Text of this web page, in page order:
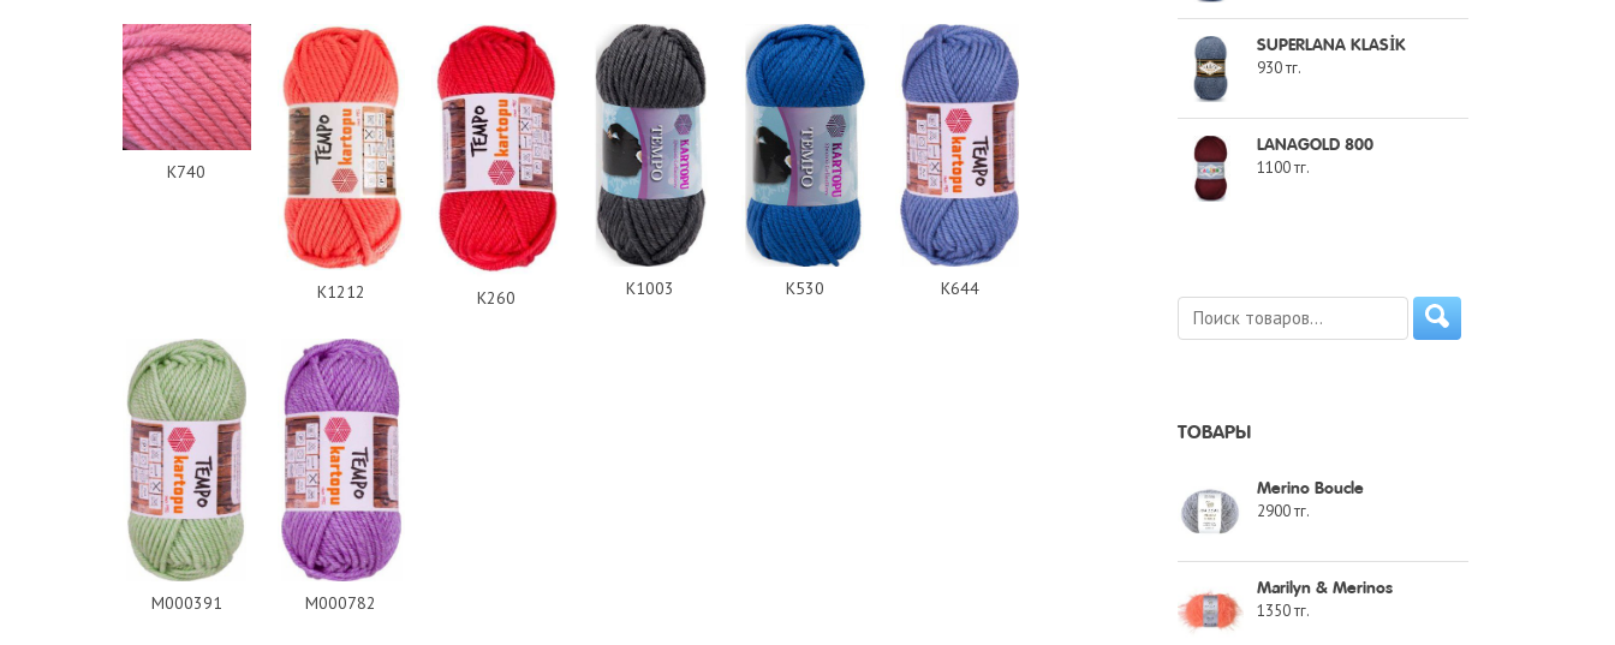
K740
K1212 K260 K1003 K530 K644
M000391 M000782
SUPERLANA KLASİK
930тг.
LANAGOLD 800
1100тг.
ТОВАРЫ
Merino Boucle
2900тг.
Marilyn & Merinos
1350тг.